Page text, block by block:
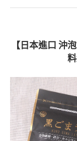
【日本進口 沖